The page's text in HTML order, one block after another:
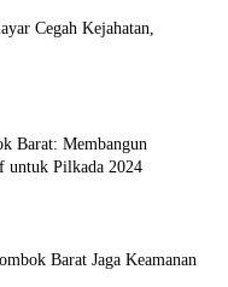
Cegah Kejahatan,
Barat: Membangun
untuk Pilkada 2024
Barat Jaga Keamanan